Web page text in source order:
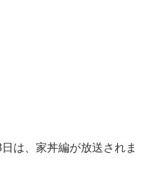
は、家丼編が放送されま